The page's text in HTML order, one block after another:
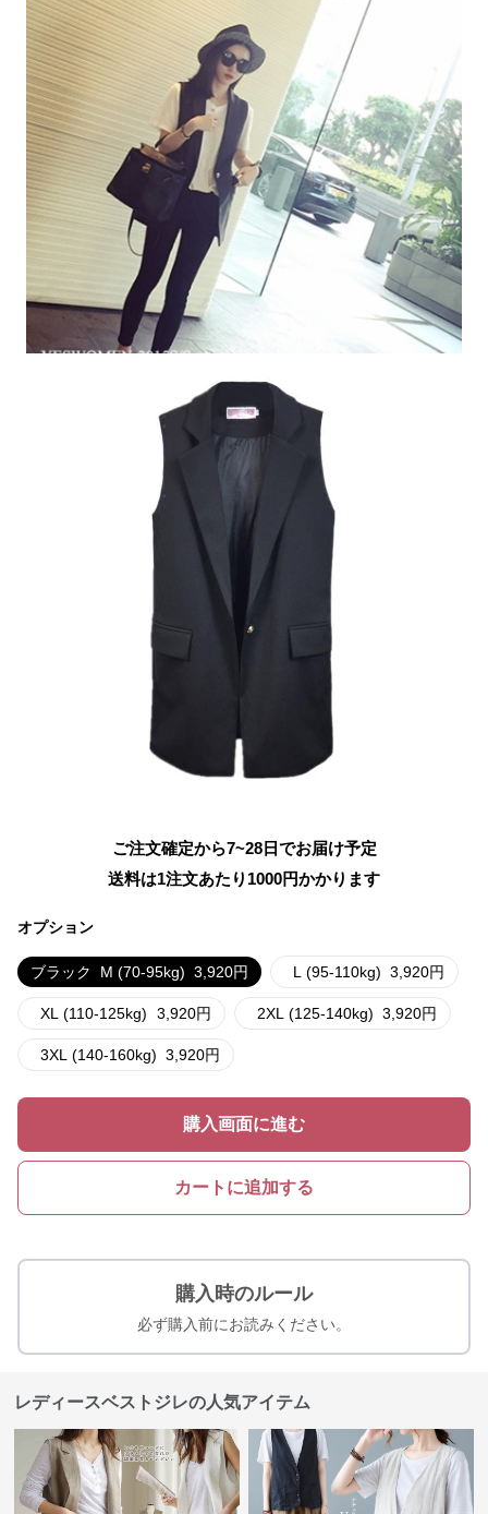
ご注文確定から7~28日でお届け予定
送料は1注文あたり 1000円かかります
オプション
ブラック M (70-95kg) 3,920円 L (95-110kg) 3,920円
XL (110-125kg) 3,920円 2XL (125-140kg) 3,920円
3XL (140-160kg) 3,920円
購入画面に進む
カートに追加する
購入時のルール
必ず購入前にお読みください。
レディースベストジレの人気アイテム